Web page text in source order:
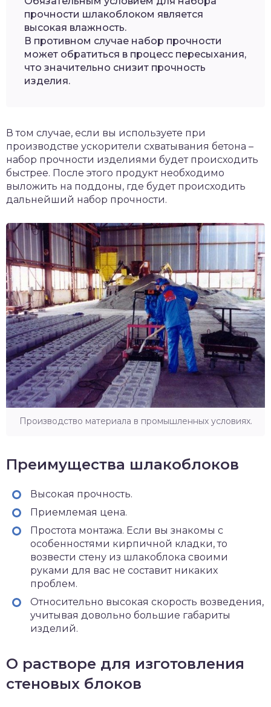
прочности шлакоблоком является
высокая влажность.
В противном случае набор прочности
может обратиться в процесс пересыхания,
что значительно снизит прочность
изделия.
В том случае, если вы используете при
производстве ускорители схватывания бетона –
набор прочности изделиями будет происходить
быстрее. После этого продукт необходимо
выложить на поддоны, где будет происходить
дальнейший набор прочности.
Производство материала в промышленных условиях.
Преимущества шлакоблоков
Высокая прочность.
Приемлемая цена.
Простота монтажа. Если вы знакомы с
особенностями кирпичной кладки, то
возвести стену из шлакоблока своими
руками для вас не составит никаких
проблем.
Относительно высокая скорость возведения,
учитывая довольно большие габариты
изделий.
О растворе для изготовления
стеновых блоков